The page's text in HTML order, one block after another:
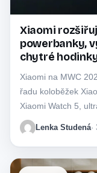
Xiaomi
powerbanky,
chytré
Xiaomi na MWC
řadu koloběžek
Xiaomi Watch 5,
Lenka Studená